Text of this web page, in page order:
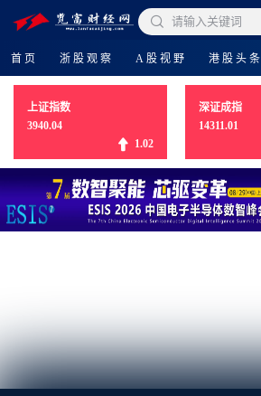
 请输入关键词
首页 浙股观察 A股视野 港股头条
上证指数
3940.04
1.02
深证成指
14311.01